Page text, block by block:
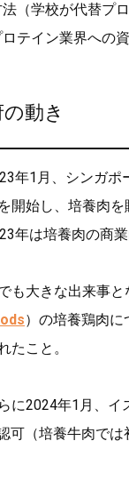
（学校が代替プ
テイン業界への
動き
年1月、シンガポ
開始し、培養肉を
年は培養肉の商
も大きな出来事
）の培養鶏肉
たこと。
に2024年1月、イ
（培養牛肉では